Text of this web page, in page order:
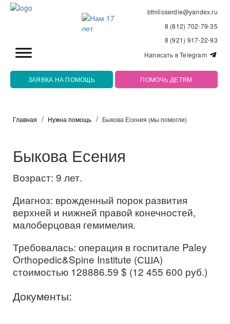
bfmiloserdie@yandex.ru
8 (812) 702-79-35
8 (921) 917-22-93
Написать в Telegram
ЗАЯВКА НА ПОМОЩЬ ПОМОЧЬ ДЕТЯМ
Главная Нужна помощь Быкова Есения (мы помогли)
Быкова Есения
Возраст: 9 лет.
Диагноз: врожденный порок развития
верхней и нижней правой конечностей,
малоберцовая гемимелия.
Требовалась: операция в госпитале Paley
Orthopedic&Spine Institute (США)
стоимостью 128886.59 $ (12 455 600 руб.)
Документы: